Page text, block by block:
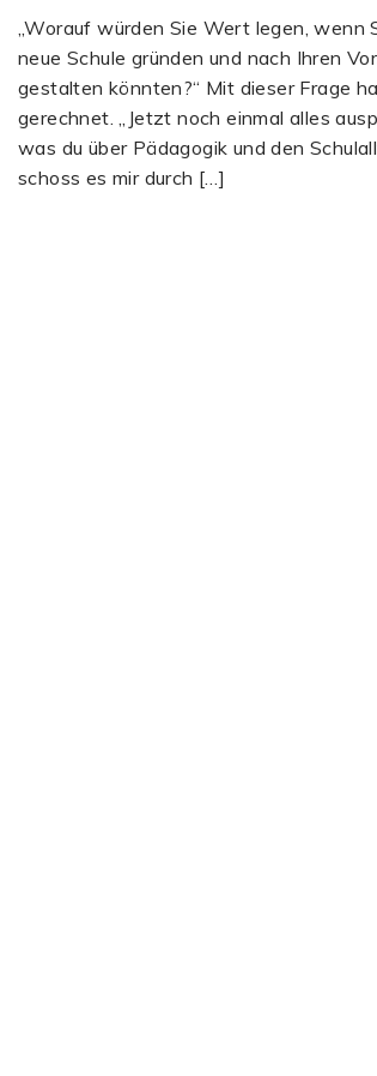
„Worauf würden Sie Wert legen, wenn
neue Schule gründen und nach Ihren
gestalten könnten?“ Mit dieser Frage
gerechnet. „Jetzt noch einmal alles
was du über Pädagogik und den
schoss es mir durch […]